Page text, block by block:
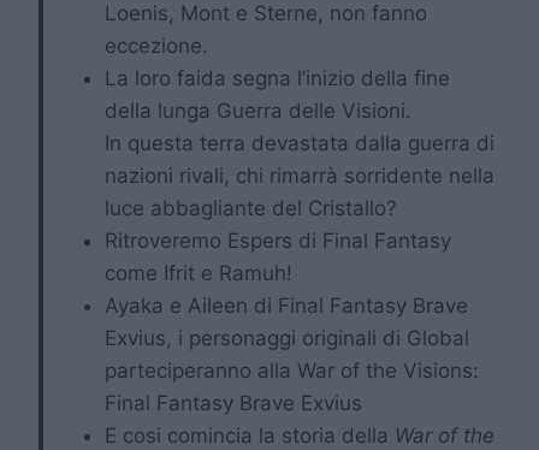
Loenis, Mont e Sterne, non fanno
eccezione.
La loro faida segna l’inizio della fine
della lunga Guerra delle Visioni.
In questa terra devastata dalla guerra di
nazioni rivali, chi rimarrà sorridente nella
luce abbagliante del Cristallo?
Ritroveremo Espers di Final Fantasy
come Ifrit e Ramuh!
Ayaka e Aileen di Final Fantasy Brave
Exvius, i personaggi originali di Global
parteciperanno alla War of the Visions:
Final Fantasy Brave Exvius
E cosi comincia la storia della War of the